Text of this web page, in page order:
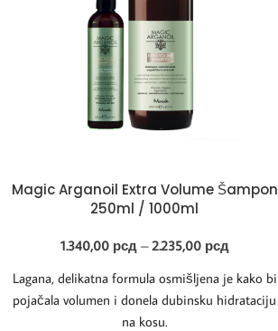
Magic Arganoil Extra Volume Šampon
250ml / 1000ml
1.340,00 рсд – 2.235,00 рсд
Lagana, delikatna formula osmišljena je kako bi
pojačala volumen i donela dubinsku hidrataciju
na kosu.